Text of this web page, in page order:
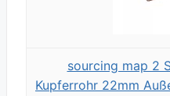
sourcing map 2
Kupferrohr 22mm